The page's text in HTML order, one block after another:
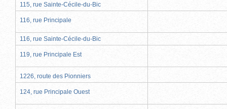
115, rue Sainte-Cécile-du-Bic
116, rue Principale
116, rue Sainte-Cécile-du-Bic
119, rue Principale Est
1226, route des Pionniers
124, rue Principale Ouest